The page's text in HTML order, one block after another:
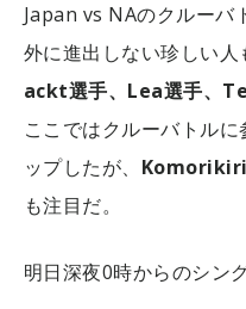
Japan vs NAのクルーバ
外に進出しない珍しい人
ackt選手、Lea選手、
ここではクルーバトル
ップしたが、 Komorikiri
も注目だ。
明日深夜0時からのシン